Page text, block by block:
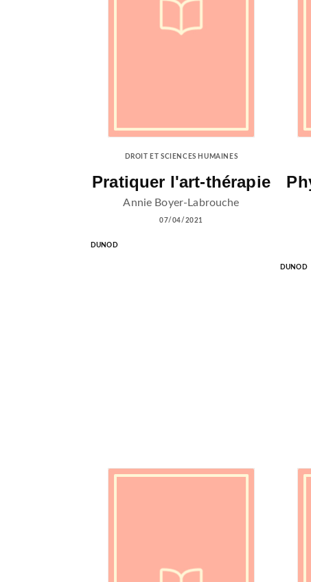
DROIT ET SCIENCES HUMAINES
Pratiquer l'art-thérapie
Annie Boyer-Labrouche
07/04/2021
DUNOD
DUNOD